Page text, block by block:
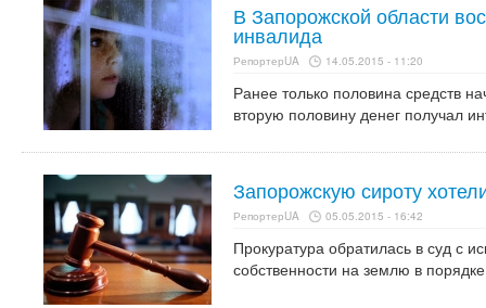
В Запорожской области
инвалида
РепортерUA 14.05.2015 - 11:20
Ранее только половина средств
вторую половину денег получал
Запорожскую сироту
РепортерUA 05.05.2015 - 16:42
Прокуратура обратилась в суд с
собственности на землю в